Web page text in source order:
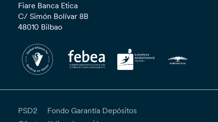
Fiare Banca Etica
C/ Simón Bolívar 8B
48010 Bilbao
PSD2
Fondo Garantía Depósitos